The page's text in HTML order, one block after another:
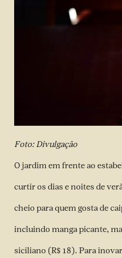
Foto: Divulgação
O jardim em frente ao
curtir os dias e noites de
cheio para quem gosta de
incluindo manga picante,
siciliano (R$ 18). Para